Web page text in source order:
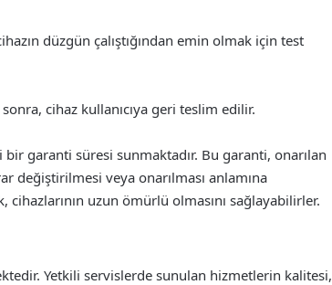
düzgün çalıştığından emin olmak için test
cihaz kullanıcıya geri teslim edilir.
garanti süresi sunmaktadır. Bu garanti, onarılan
değiştirilmesi veya onarılması anlamına
uzun ömürlü olmasını sağlayabilirler.
Yetkili servislerde sunulan hizmetlerin kalitesi,